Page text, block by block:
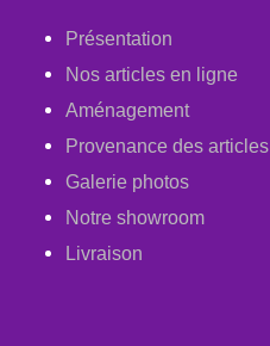
Présentation
Nos articles en ligne
Aménagement
Provenance des articles
Galerie photos
Notre showroom
Livraison